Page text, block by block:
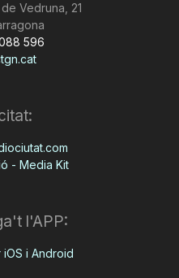
Vedruna, 21
596
- Media Kit
l'APP:
i Android